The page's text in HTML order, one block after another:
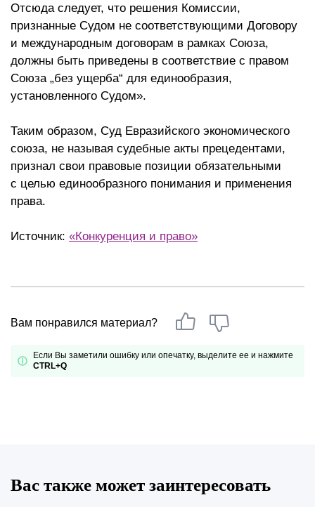
Отсюда следует, что решения Комиссии,
признанные Судом не соответствующими Договору
и международным договорам в рамках Союза,
должны быть приведены в соответствие с правом
Союза „без ущерба“ для единообразия,
установленного Судом».
Таким образом, Суд Евразийского экономического
союза, не называя судебные акты прецедентами,
признал свои правовые позиции обязательными
с целью единообразного понимания и применения
права.
Источник: «Конкуренция и право»
Вам понравился материал?
Если Вы заметили ошибку или опечатку, выделите ее и нажмите
CTRL+Q
Вас также может заинтересовать